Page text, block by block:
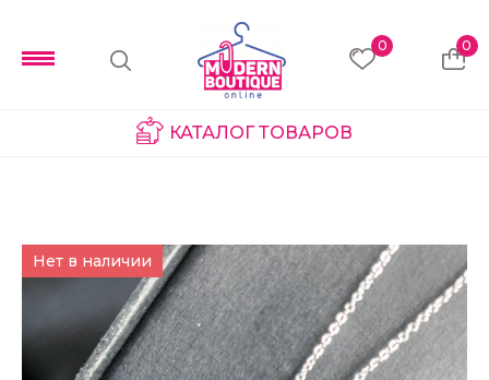
0 0
КАТАЛОГ ТОВАРОВ
Нет в наличии